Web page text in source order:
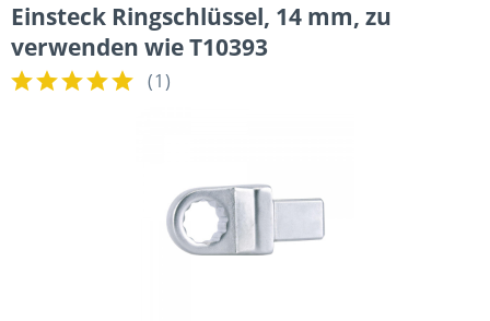
Einsteck Ringschlüssel, 14 mm, zu
verwenden wie T10393
(1)